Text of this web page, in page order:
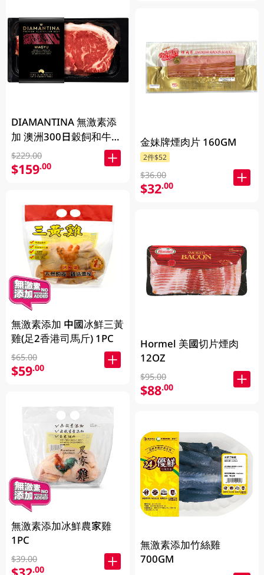
DIAMANTINA 無激素添
加 澳洲300日穀飼和牛西
冷扒SB4+ 200克
$229.00
$159.00
無激素添加 中國冰鮮三黃
雞(足2香港司馬斤) 1PC
$65.00
$59.00
無激素添加冰鮮農家雞
1PC
$39.00
.00
金妹牌煙肉片 160GM
2件$52
$36.00
$32.00
Hormel 美國切片煙肉
12OZ
$95.00
$88.00
無激素添加竹絲雞
700GM